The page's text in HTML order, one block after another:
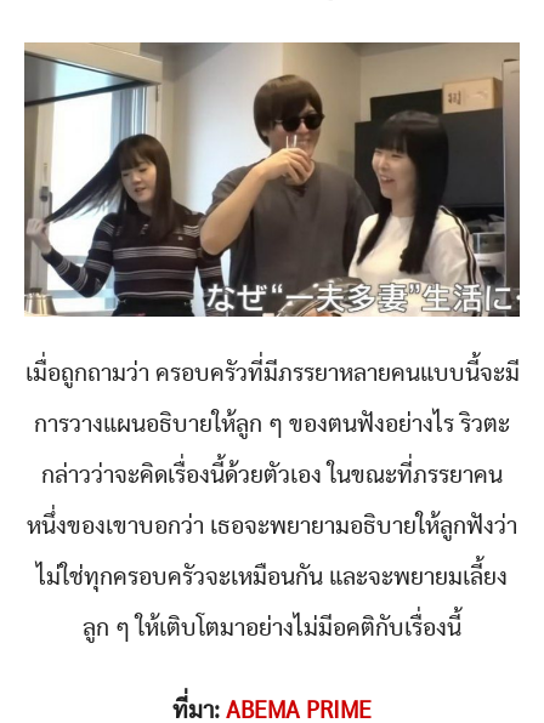
เมื่อถูกถามว่า ครอบครัวที่มีภรรยาหลายคนแบบนี้จะมี
การวางแผนอธิบายให้ลูก ๆ ของตนฟังอย่างไร ริวตะ
กล่าวว่าจะคิดเรื่องนี้ด้วยตัวเอง ในขณะที่ภรรยาคน
หนึ่งของเขาบอกว่า เธอจะพยายามอธิบายให้ลูกฟังว่า
ไม่ใช่ทุกครอบครัวจะเหมือนกัน และจะพยายมเลี้ยง
ลูก ๆ ให้เติบโตมาอย่างไม่มีอคติกับเรื่องนี้
ที่มา: ABEMA PRIME